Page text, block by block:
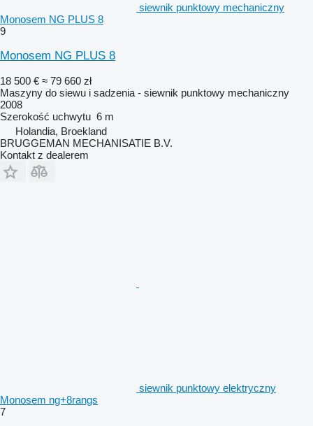
siewnik punktowy mechaniczny
Monosem NG PLUS 8
9
Monosem NG PLUS 8
18 500 € ≈ 79 660 zł
Maszyny do siewu i sadzenia - siewnik punktowy mechaniczny
2008
Szerokość uchwytu 6 m
Holandia, Broekland
BRUGGEMAN MECHANISATIE B.V.
Kontakt z dealerem
siewnik punktowy elektryczny
Monosem ng+8rangs
7